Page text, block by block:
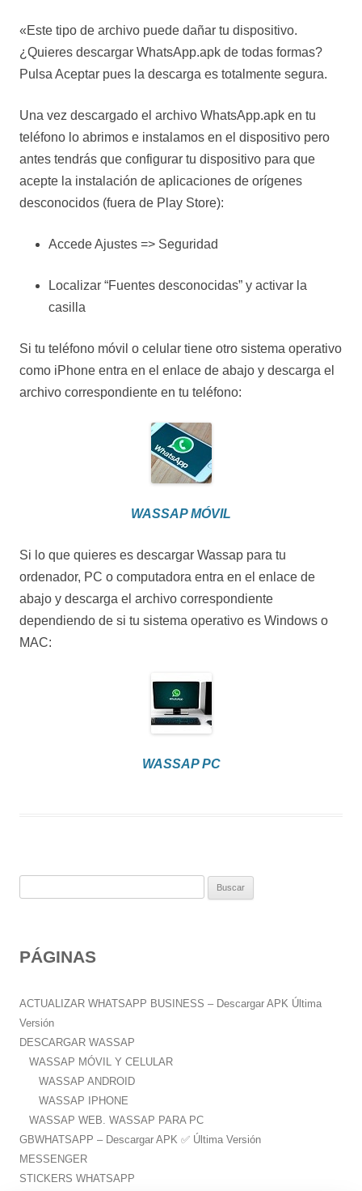
«Este tipo de archivo puede dañar tu dispositivo.
¿Quieres descargar WhatsApp.apk de todas formas?
Pulsa Aceptar pues la descarga es totalmente segura.
Una vez descargado el archivo WhatsApp.apk en tu
teléfono lo abrimos e instalamos en el dispositivo pero
antes tendrás que configurar tu dispositivo para que
acepte la instalación de aplicaciones de orígenes
desconocidos (fuera de Play Store):
Accede Ajustes => Seguridad
Localizar “Fuentes desconocidas” y activar la
casilla
Si tu teléfono móvil o celular tiene otro sistema operativo
como iPhone entra en el enlace de abajo y descarga el
archivo correspondiente en tu teléfono:
WASSAP MÓVIL
Si lo que quieres es descargar Wassap para tu
ordenador, PC o computadora entra en el enlace de
abajo y descarga el archivo correspondiente
dependiendo de si tu sistema operativo es Windows o
MAC:
WASSAP PC
a
:
PÁGINAS
ACTUALIZAR WHATSAPP BUSINESS – Descargar APK Última
Versión
DESCARGAR WASSAP
WASSAP MÓVIL Y CELULAR
WASSAP ANDROID
WASSAP IPHONE
WASSAP WEB. WASSAP PARA PC
GBWHATSAPP – Descargar APK ✅️ Última Versión
MESSENGER
STICKERS WHATSAPP